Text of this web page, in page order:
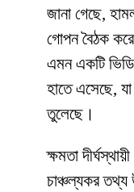
জানা গেছে,
গোপন বৈঠক
এমন একটি
হাতে এসেছে,
তুলেছে।
​ক্ষমতা
চাঞ্চল্যকর তথ্য